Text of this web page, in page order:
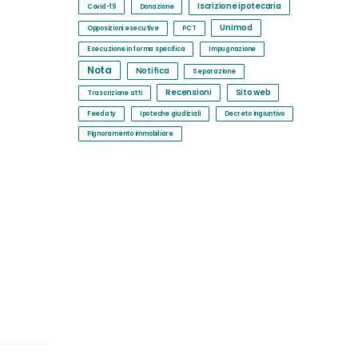
Covid-19 Donazione Iscrizione ipotecaria
Opposizioni esecutive PCT Unimod
Esecuzione in forma specifica Impugnazione
Nota Notifica Separazione
Trascrizione atti Recensioni Sito web
Feedaty Ipoteche giudiziali Decreto ingiuntivo
Pignoramento immobiliare